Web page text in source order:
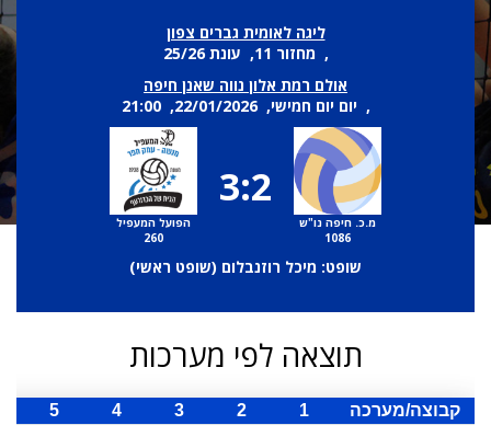
ליגה לאומית גברים צפון
, מחזור 11, עונת 25/26
אולם רמת אלון נווה שאנן חיפה
, יום יום חמישי, 22/01/2026, 21:00
מ.כ. חיפה נו"ש
1086
3:2
הפועל המעפיל
260
שופט: מיכל רוזנבלום (שופט ראשי)
תוצאה לפי מערכות
קבוצה/מערכה 1
2
3
4
5